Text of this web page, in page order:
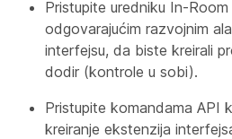
Pristupite uredniku In-
odgovarajućim razvojnim
interfejsu, da biste kreirali
dodir (kontrole u sobi).
Pristupite komandama API
kreiranje ekstenzija